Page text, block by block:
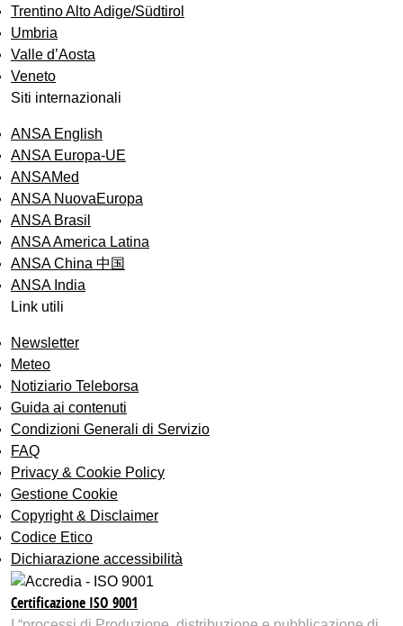
Trentino Alto Adige/Südtirol
Umbria
Valle d’Aosta
Veneto
Siti internazionali
ANSA English
ANSA Europa-UE
ANSAMed
ANSA NuovaEuropa
ANSA Brasil
ANSA America Latina
ANSA China 中国
ANSA India
Link utili
Newsletter
Meteo
Notiziario Teleborsa
Guida ai contenuti
Condizioni Generali di Servizio
FAQ
Privacy & Cookie Policy
Gestione Cookie
Copyright & Disclaimer
Codice Etico
Dichiarazione accessibilità
Certificazione ISO 9001